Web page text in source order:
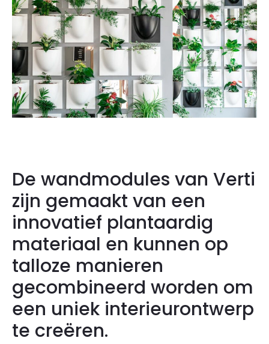
De wandmodules van Verti
zijn gemaakt van een
innovatief plantaardig
materiaal en kunnen op
talloze manieren
gecombineerd worden om
een ​​uniek interieurontwerp
te creëren.